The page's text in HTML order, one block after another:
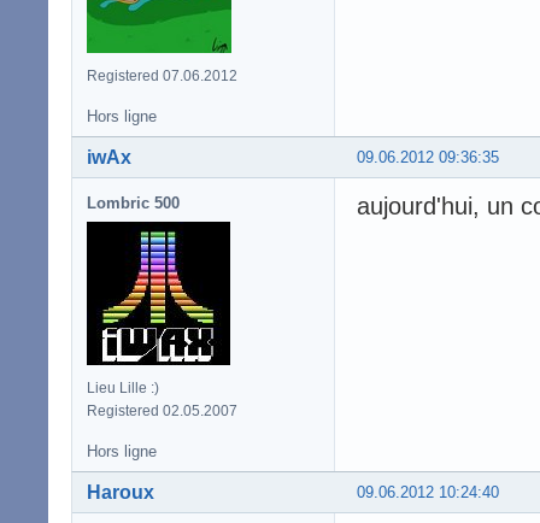
Registered 07.06.2012
Hors ligne
09.06.2012 09:36:35
iwAx
Lombric 500
Lieu Lille :)
Registered 02.05.2007
aujourd'hui, un
Hors ligne
09.06.2012 10:24:40
Haroux